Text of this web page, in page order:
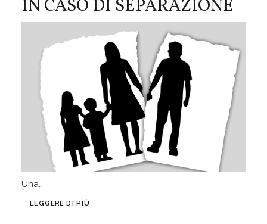
IN CASO DI SEPARAZIONE
Una…
LEGGERE DI PIÙ